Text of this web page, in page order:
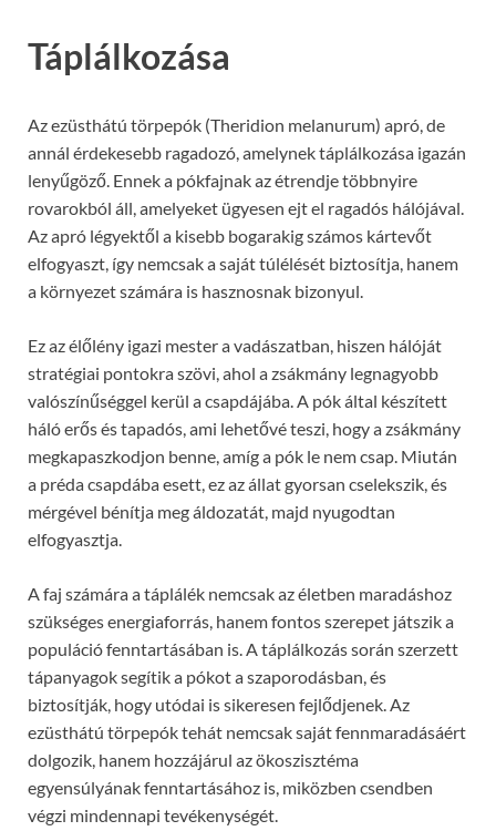
Táplálkozása
Az ezüsthátú törpepók (Theridion melanurum) apró, de
annál érdekesebb ragadozó, amelynek táplálkozása igazán
lenyűgöző. Ennek a pókfajnak az étrendje többnyire
rovarokból áll, amelyeket ügyesen ejt el ragadós hálójával.
Az apró légyektől a kisebb bogarakig számos kártevőt
elfogyaszt, így nemcsak a saját túlélését biztosítja, hanem
a környezet számára is hasznosnak bizonyul.
Ez az élőlény igazi mester a vadászatban, hiszen hálóját
stratégiai pontokra szövi, ahol a zsákmány legnagyobb
valószínűséggel kerül a csapdájába. A pók által készített
háló erős és tapadós, ami lehetővé teszi, hogy a zsákmány
megkapaszkodjon benne, amíg a pók le nem csap. Miután
a préda csapdába esett, ez az állat gyorsan cselekszik, és
mérgével bénítja meg áldozatát, majd nyugodtan
elfogyasztja.
A faj számára a táplálék nemcsak az életben maradáshoz
szükséges energiaforrás, hanem fontos szerepet játszik a
populáció fenntartásában is. A táplálkozás során szerzett
tápanyagok segítik a pókot a szaporodásban, és
biztosítják, hogy utódai is sikeresen fejlődjenek. Az
ezüsthátú törpepók tehát nemcsak saját fennmaradásáért
dolgozik, hanem hozzájárul az ökoszisztéma
egyensúlyának fenntartásához is, miközben csendben
végzi mindennapi tevékenységét.